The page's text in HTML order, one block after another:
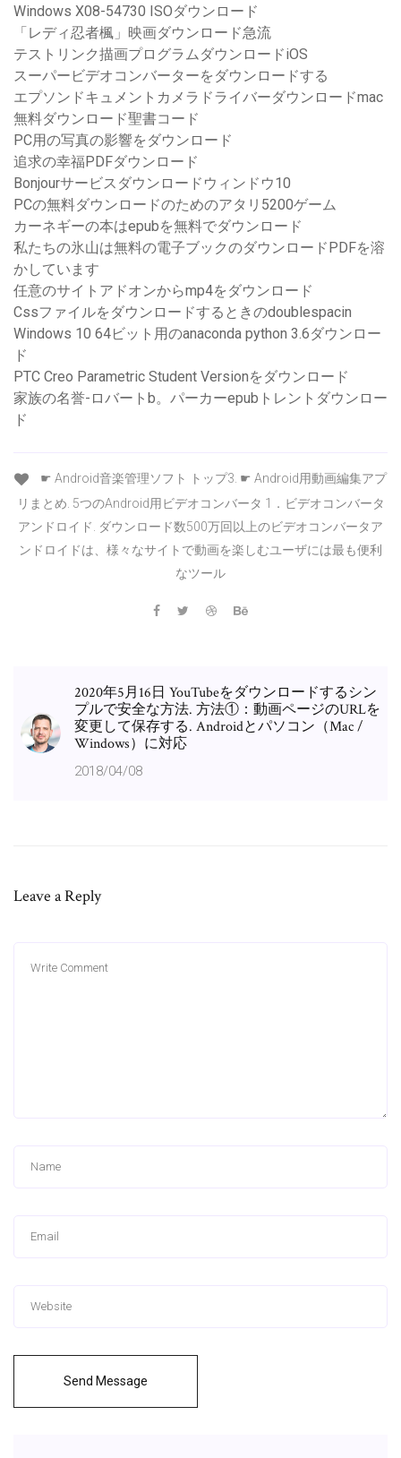
Windows X08-54730 ISOダウンロード
「レディ忍者楓」映画ダウンロード急流
テストリンク描画プログラムダウンロードiOS
スーパービデオコンバーターをダウンロードする
エプソンドキュメントカメラドライバーダウンロードmac
無料ダウンロード聖書コード
PC用の写真の影響をダウンロード
追求の幸福PDFダウンロード
Bonjourサービスダウンロードウィンドウ10
PCの無料ダウンロードのためのアタリ5200ゲーム
カーネギーの本はepubを無料でダウンロード
私たちの氷山は無料の電子ブックのダウンロードPDFを溶
かしています
任意のサイトアドオンからmp4をダウンロード
Cssファイルをダウンロードするときのdoublespacin
Windows 10 64ビット用のanaconda python 3.6ダウンロー
ド
PTC Creo Parametric Student Versionをダウンロード
家族の名誉-ロバートb。パーカーepubトレントダウンロー
ド
☛ Android音楽管理ソフト トップ3. ☛ Android用動画編集アプ
リまとめ. 5つのAndroid用ビデオコンバータ 1．ビデオコンバータ
アンドロイド. ダウンロード数500万回以上のビデオコンバータア
ンドロイドは、様々なサイトで動画を楽しむユーザには最も便利
なツール
2020年5月16日 YouTubeをダウンロードするシン
プルで安全な方法. 方法①：動画ページのURLを
変更して保存する. Androidとパソコン（Mac /
Windows）に対応
2018/04/08
Leave a Reply
Send Message